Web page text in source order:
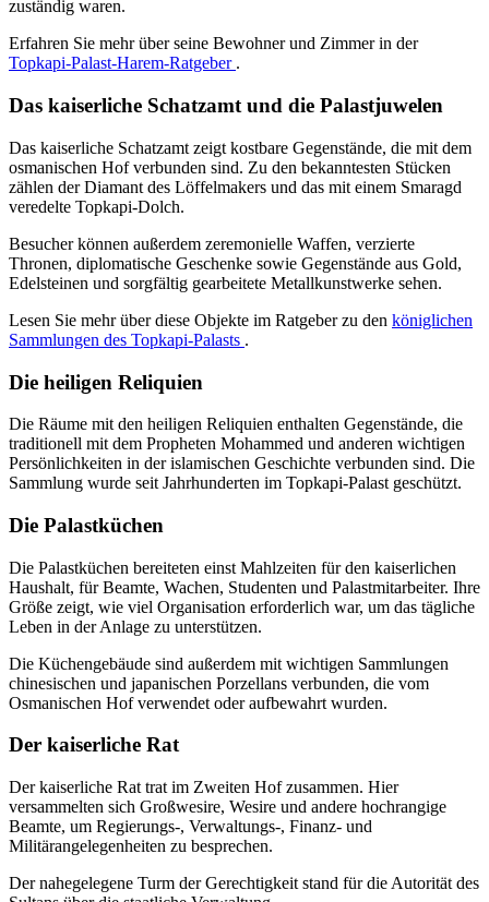
zuständig waren.
Erfahren Sie mehr über seine Bewohner und Zimmer in der
Topkapi-Palast-Harem-Ratgeber .
Das kaiserliche Schatzamt und die Palastjuwelen
Das kaiserliche Schatzamt zeigt kostbare Gegenstände, die mit dem
osmanischen Hof verbunden sind. Zu den bekanntesten Stücken
zählen der Diamant des Löffelmakers und das mit einem Smaragd
veredelte Topkapi-Dolch.
Besucher können außerdem zeremonielle Waffen, verzierte
Thronen, diplomatische Geschenke sowie Gegenstände aus Gold,
Edelsteinen und sorgfältig gearbeitete Metallkunstwerke sehen.
Lesen Sie mehr über diese Objekte im Ratgeber zu den königlichen
Sammlungen des Topkapi-Palasts .
Die heiligen Reliquien
Die Räume mit den heiligen Reliquien enthalten Gegenstände, die
traditionell mit dem Propheten Mohammed und anderen wichtigen
Persönlichkeiten in der islamischen Geschichte verbunden sind. Die
Sammlung wurde seit Jahrhunderten im Topkapi-Palast geschützt.
Die Palastküchen
Die Palastküchen bereiteten einst Mahlzeiten für den kaiserlichen
Haushalt, für Beamte, Wachen, Studenten und Palastmitarbeiter. Ihre
Größe zeigt, wie viel Organisation erforderlich war, um das tägliche
Leben in der Anlage zu unterstützen.
Die Küchengebäude sind außerdem mit wichtigen Sammlungen
chinesischen und japanischen Porzellans verbunden, die vom
Osmanischen Hof verwendet oder aufbewahrt wurden.
Der kaiserliche Rat
Der kaiserliche Rat trat im Zweiten Hof zusammen. Hier
versammelten sich Großwesire, Wesire und andere hochrangige
Beamte, um Regierungs-, Verwaltungs-, Finanz- und
Militärangelegenheiten zu besprechen.
Der nahegelegene Turm der Gerechtigkeit stand für die Autorität des